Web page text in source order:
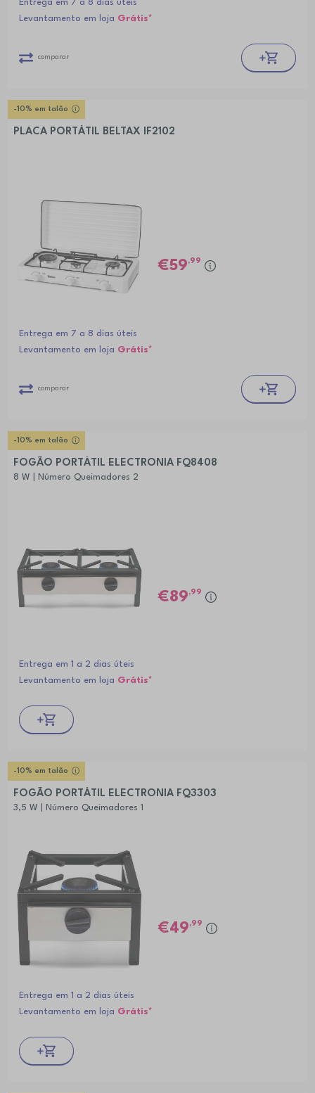
Entrega em 7 a 8 dias úteis
Levantamento em loja Grátis*
comparar
-10% em talão
PLACA PORTÁTIL BELTAX IF2102
59,99
Entrega em 7 a 8 dias úteis
Levantamento em loja Grátis*
comparar
-10% em talão
FOGÃO PORTÁTIL ELECTRONIA FQ8408
8 W | Número Queimadores 2
89,99
Entrega em 1 a 2 dias úteis
Levantamento em loja Grátis*
-10% em talão
FOGÃO PORTÁTIL ELECTRONIA FQ3303
3,5 W | Número Queimadores 1
49,99
Entrega em 1 a 2 dias úteis
Levantamento em loja Grátis*